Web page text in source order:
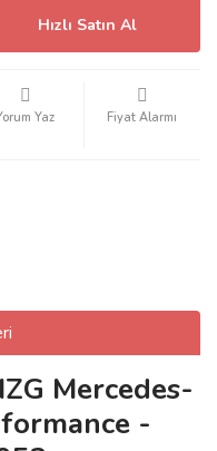
Hızlı Satın Al
Yaz Fiyat Alarmı
Mercedes-
-